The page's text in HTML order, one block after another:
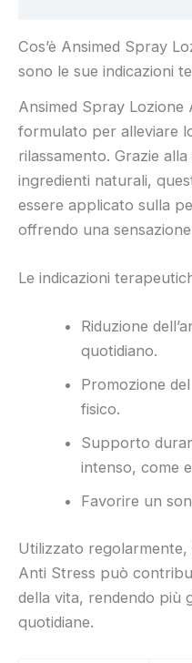
Cos’è Ansimed Spray
sono le sue indicazioni
Ansimed Spray
formulato per alleviare
rilassamento. Grazie
ingredienti naturali,
essere applicato sulla
offrendo una
Le indicazioni
Riduzione
quotidiano.
Promozione
fisico.
Supporto
intenso, come
Favorire un
Utilizzato
Anti Stress può
della vita, rendendo più
quotidiane.